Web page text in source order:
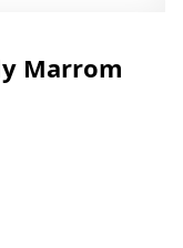
Marrom